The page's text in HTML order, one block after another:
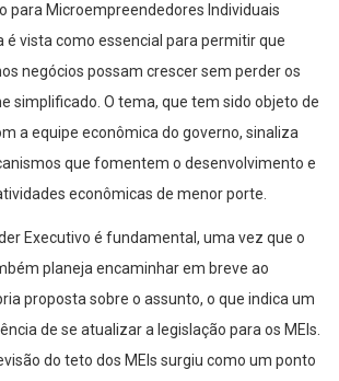
para Microempreendedores Individuais
é vista como essencial para permitir que
negócios possam crescer sem perder os
simplificado. O tema, que tem sido objeto de
a equipe econômica do governo, sinaliza
que fomentem o desenvolvimento e
econômicas de menor porte.
Executivo é fundamental, uma vez que o
planeja encaminhar em breve ao
proposta sobre o assunto, o que indica um
de se atualizar a legislação para os MEIs.
do teto dos MEIs surgiu como um ponto